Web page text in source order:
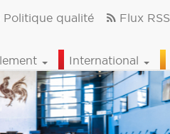
Politique qualité Flux RSS
International